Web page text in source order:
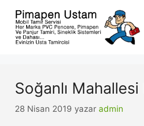
Soğanlı
28 Nisan 2019 yazar admin